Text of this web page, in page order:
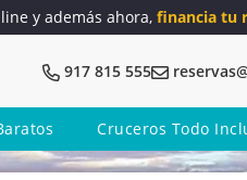
y además ahora, financia tu
917 815 555
Cruceros Todo